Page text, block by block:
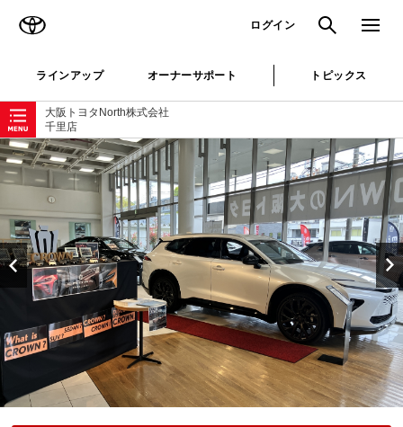
ログイン 検索 メニュ
ラインアップ オーナーサポート トピックス
大阪トヨタNorth株式会社
千里店
ローカルナビゲーション